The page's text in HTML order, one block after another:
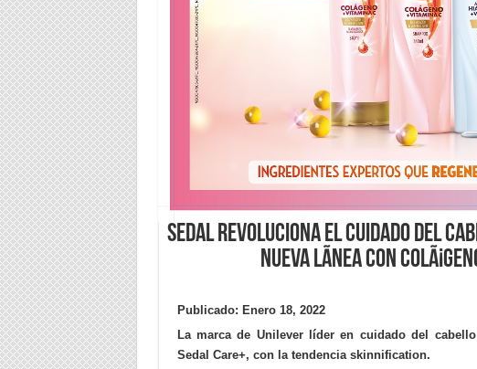
Sedal revoluciona el cuidado del
nueva lÃ­nea con
Publicado: Enero 18, 2022
La marca de Unilever líder en cuidado del
Sedal Care+, con la tendencia skinnification.